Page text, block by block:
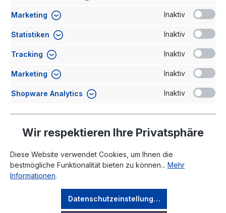
Kommentar
der Verarbeitung meiner Daten zu.
Rechtliches
Marketing Inaktiv
Statistiken Inaktiv
Tracking Inaktiv
Marketing Inaktiv
Shopware Analytics Inaktiv
Wir respektieren Ihre Privatsphäre
Diese Website verwendet Cookies, um Ihnen die
bestmögliche Funktionalität bieten zu können... Mehr
Informationen.
Datenschutzeinstellungen